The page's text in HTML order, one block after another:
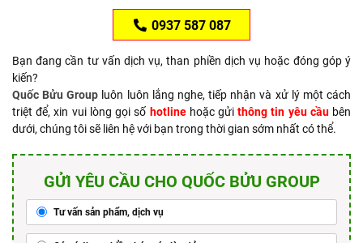
0937 587 087
Bạn đang cần tư vấn dịch vụ, than phiền dịch vụ hoặc đóng góp ý
kiến?
Quốc Bửu Group luôn luôn lắng nghe, tiếp nhận và xử lý một cách
triệt để, xin vui lòng gọi số hotlinehoặc gửithông tin yêu cầubên
dưới, chúng tôi sẽ liên hệ với bạn trong thời gian sớm nhất có thể.
GỬI YÊU CẦU CHO QUỐC BỬU GROUP
Tư vấn sản phẩm, dịch vụ